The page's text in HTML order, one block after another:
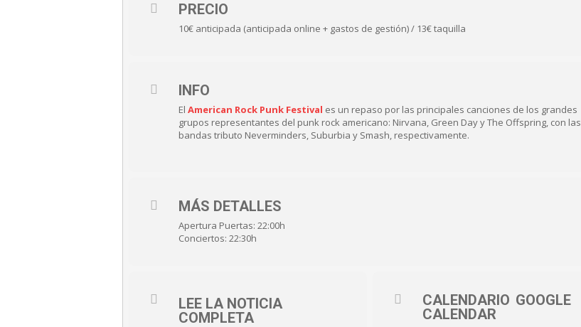
PRECIO
10€ anticipada (anticipada online + gastos de gestión) / 13€ taquilla
INFO
El American Rock Punk Festival es un repaso por las principales canciones de los grandes
grupos representantes del punk rock americano: Nirvana, Green Day y The Offspring, con las
bandas tributo Neverminders, Suburbia y Smash, respectivamente.
MÁS DETALLES
Apertura Puertas: 22:00h
Conciertos: 22:30h
LEE LA NOTICIA
COMPLETA
CALENDARIO GOOGLE
CALENDAR